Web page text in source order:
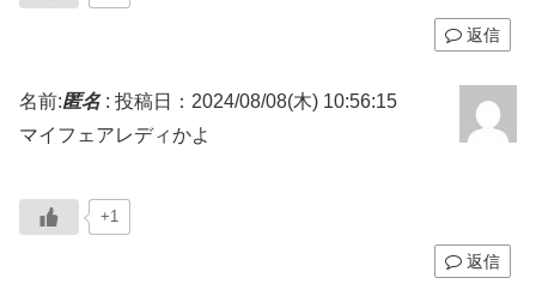
返信
名前:匿名: 投稿日：2024/08/08(木) 10:56:15
マイフェアレディかよ
+1
返信